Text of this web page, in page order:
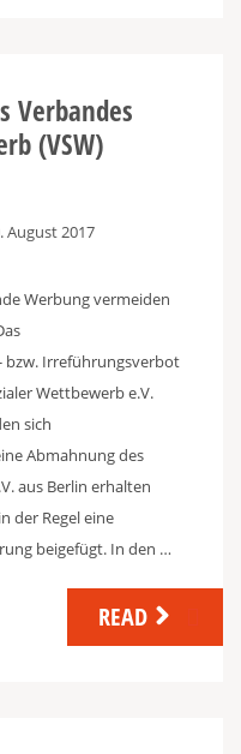
Verbandes
(VSW)
August 2017
Werbung vermeiden
bzw. Irreführungsverbot
Wettbewerb e.V.
sich
Abmahnung des
aus Berlin erhalten
der Regel eine
beigefügt. In den …
READ